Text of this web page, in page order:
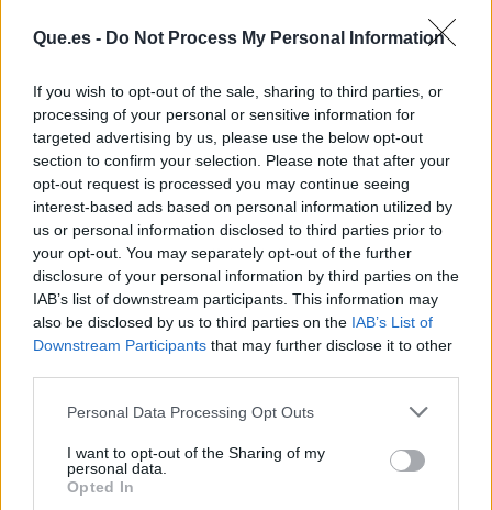
Que.es - Do Not Process My Personal Information
If you wish to opt-out of the sale, sharing to third parties, or
processing of your personal or sensitive information for
targeted advertising by us, please use the below opt-out
section to confirm your selection. Please note that after your
opt-out request is processed you may continue seeing
interest-based ads based on personal information utilized by
us or personal information disclosed to third parties prior to
your opt-out. You may separately opt-out of the further
disclosure of your personal information by third parties on the
IAB’s list of downstream participants. This information may
also be disclosed by us to third parties on the IAB’s List of
Downstream Participants that may further disclose it to other
Personal Data Processing Opt Outs
I want to opt-out of the Sharing of my
personal data.
Opted In
Publicidad